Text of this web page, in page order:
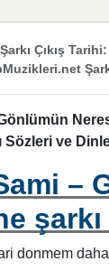
Şarkı Çıkış Tarihi:
Sözleri ve
–
donmem